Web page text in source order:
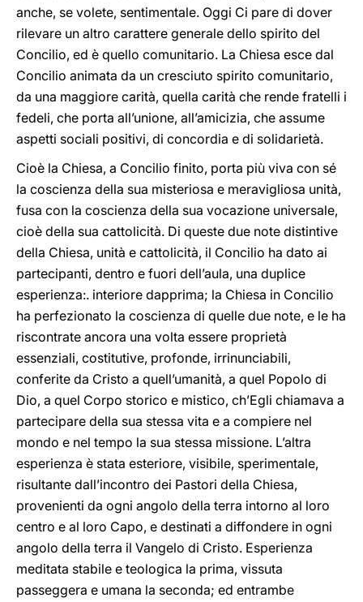
anche, se volete, sentimentale. Oggi Ci pare di dover
rilevare un altro carattere generale dello spirito del
Concilio, ed è quello comunitario. La Chiesa esce dal
Concilio animata da un cresciuto spirito comunitario,
da una maggiore carità, quella carità che rende fratelli i
fedeli, che porta all’unione, all’amicizia, che assume
aspetti sociali positivi, di concordia e di solidarietà.
Cioè la Chiesa, a Concilio finito, porta più viva con sé
la coscienza della sua misteriosa e meravigliosa unità,
fusa con la coscienza della sua vocazione universale,
cioè della sua cattolicità. Di queste due note distintive
della Chiesa, unità e cattolicità, il Concilio ha dato ai
partecipanti, dentro e fuori dell’aula, una duplice
esperienza:. interiore dapprima; la Chiesa in Concilio
ha perfezionato la coscienza di quelle due note, e le ha
riscontrate ancora una volta essere proprietà
essenziali, costitutive, profonde, irrinunciabili,
conferite da Cristo a quell’umanità, a quel Popolo di
Dio, a quel Corpo storico e mistico, ch’Egli chiamava a
partecipare della sua stessa vita e a compiere nel
mondo e nel tempo la sua stessa missione. L’altra
esperienza è stata esteriore, visibile, sperimentale,
risultante dall’incontro dei Pastori della Chiesa,
provenienti da ogni angolo della terra intorno al loro
centro e al loro Capo, e destinati a diffondere in ogni
angolo della terra il Vangelo di Cristo. Esperienza
meditata stabile e teologica la prima, vissuta
passeggera e umana la seconda; ed entrambe